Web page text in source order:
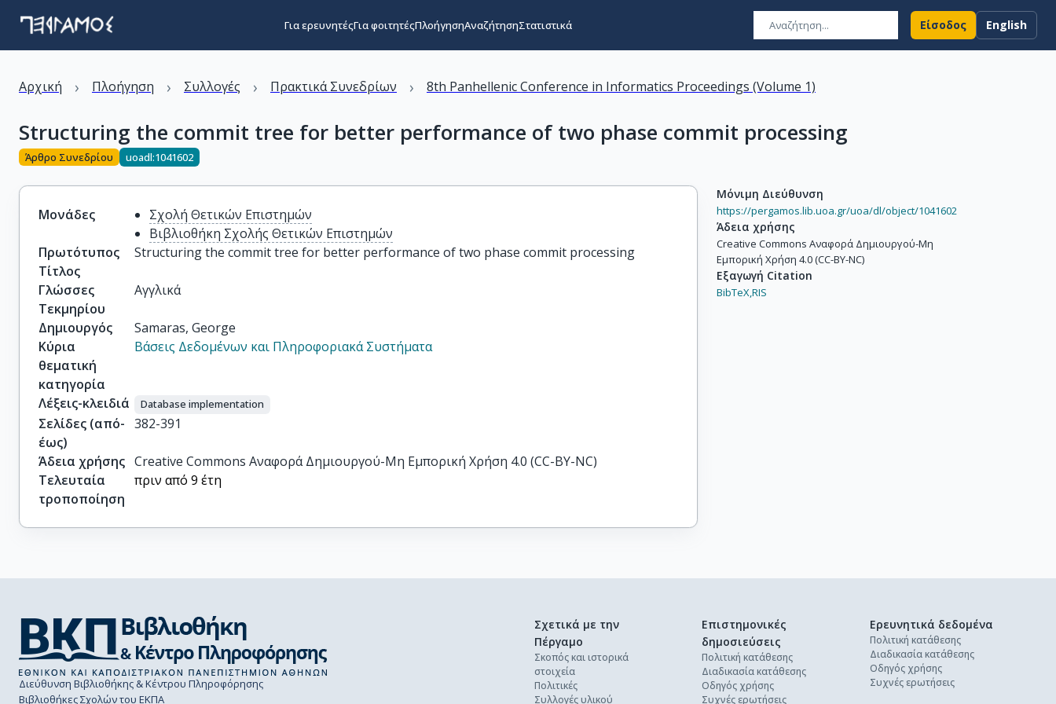
Για ερευνητέςΓια φοιτητέςΠλοήγησηΑναζήτησηΣτατιστικά Είσοδος English
Αρχική › Πλοήγηση › Συλλογές › Πρακτικά Συνεδρίων › 8th Panhellenic Conference in Informatics Proceedings (Volume 1)
Structuring the commit tree for better performance of two phase commit processing
Άρθρο Συνεδρίου uoadl:1041602
Μονάδες
Σχολή Θετικών Επιστημών
Βιβλιοθήκη Σχολής Θετικών Επιστημών
Πρωτότυπος
Τίτλος
Structuring the commit tree for better performance of two phase commit processing
Γλώσσες
Τεκμηρίου
Αγγλικά
Δημιουργός
Samaras, George
Κύρια
θεματική
κατηγορία
Βάσεις Δεδομένων και Πληροφοριακά Συστήματα
Λέξεις-κλειδιά Database implementation
Σελίδες (από-
έως)
382-391
Άδεια χρήσης Creative Commons Αναφορά Δημιουργού-Μη Εμπορική Χρήση 4.0 (CC-BY-NC)
Τελευταία
τροποποίηση
πριν από 9 έτη
Μόνιμη Διεύθυνση
https://pergamos.lib.uoa.gr/uoa/dl/object/1041602
Άδεια χρήσης
Creative Commons Αναφορά Δημιουργού-Μη
Εμπορική Χρήση 4.0 (CC-BY-NC)
Εξαγωγή Citation
BibTeX,RIS
Διεύθυνση Βιβλιοθήκης & Κέντρου Πληροφόρησης
Βιβλιοθήκες Σχολών του ΕΚΠΑ
Σχετικά με την
Πέργαμο
Σκοπός και ιστορικά
στοιχεία
Πολιτικές
Συλλογές υλικού
Επιστημονικές
δημοσιεύσεις
Πολιτική κατάθεσης
Διαδικασία κατάθεσης
Οδηγός χρήσης
Συχνές ερωτήσεις
Ερευνητικά δεδομένα
Πολιτική κατάθεσης
Διαδικασία κατάθεσης
Οδηγός χρήσης
Συχνές ερωτήσεις